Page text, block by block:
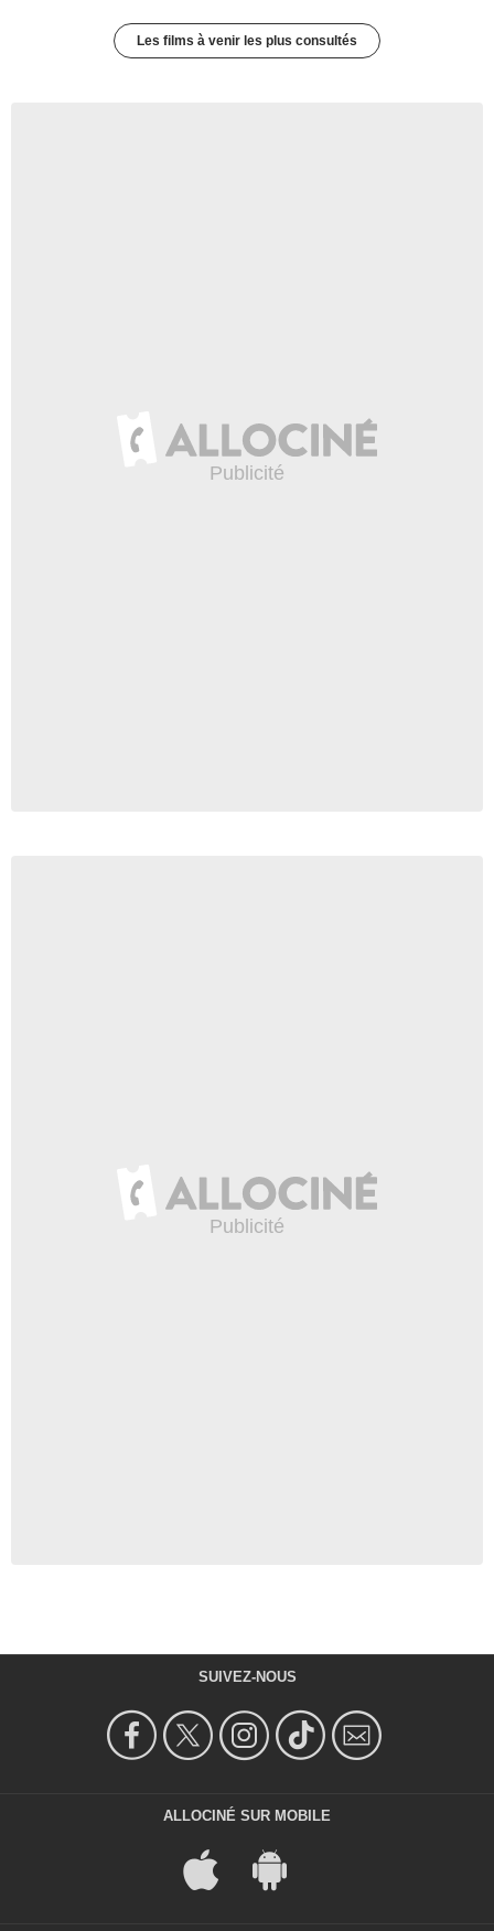
Les films à venir les plus consultés
SUIVEZ-NOUS
ALLOCINÉ SUR MOBILE